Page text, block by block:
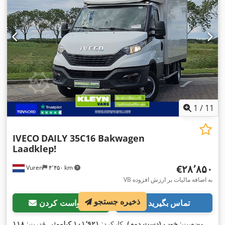
1 / 11
Vuren ۴٬۴۵۰ km
IVECO DAILY 35C16 Bakwagen
Laadklep!
‎€۲۸٬۸۵۰
VB به اضافه مالیات بر ارزش افزوده
درخواست کردن تماس بگیرید ذخیره جستجو